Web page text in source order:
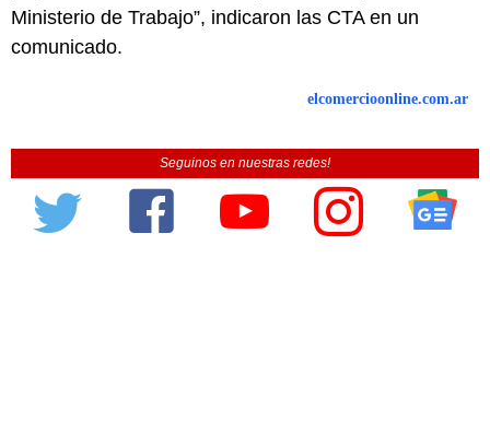
Ministerio de Trabajo”, indicaron las CTA en un
comunicado.
elcomercioonline.com.ar
Seguinos en nuestras redes!